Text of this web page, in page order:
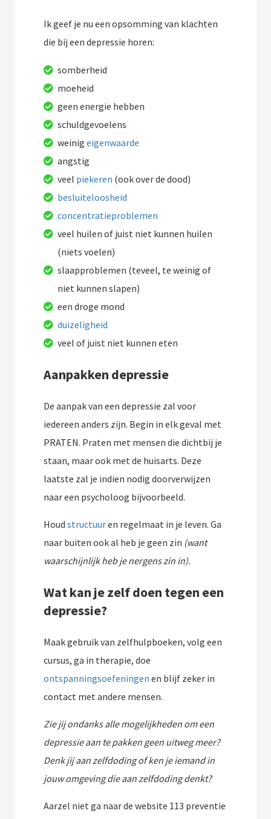
Ik geef je nu een opsomming van klachten
die bij een depressie horen:
somberheid
moeheid
geen energie hebben
schuldgevoelens
weinigeigenwaarde
angstig
veel piekeren (ook over de dood)
besluiteloosheid
concentratieproblemen
veel huilen of juist niet kunnen huilen
(niets voelen)
slaapproblemen (teveel, te weinig of
niet kunnen slapen)
een droge mond
duizeligheid
veel of juist niet kunnen eten
Aanpakken depressie
De aanpak van een depressie zal voor
iedereen anders zijn. Begin in elk geval met
PRATEN. Praten met mensen die dichtbij je
staan, maar ook met de huisarts. Deze
laatste zal je indien nodig doorverwijzen
naar een psycholoog bijvoorbeeld.
Houd structuuren regelmaat in je leven. Ga
naar buiten ook al heb je geen zin (want
waarschijnlijk heb je nergens zin in).
Wat kan je zelf doen tegen een
depressie?
Maak gebruik van zelfhulpboeken, volg een
cursus, ga in therapie, doe
ontspanningsoefeningen en blijf zeker in
contact met andere mensen.
Zie jij ondanks alle mogelijkheden om een
depressie aan te pakken geen uitweg meer?
Denk jij aan zelfdoding of ken je iemand in
jouw omgeving die aan zelfdoding denkt?
Aarzel niet ga naar de website 113 preventie